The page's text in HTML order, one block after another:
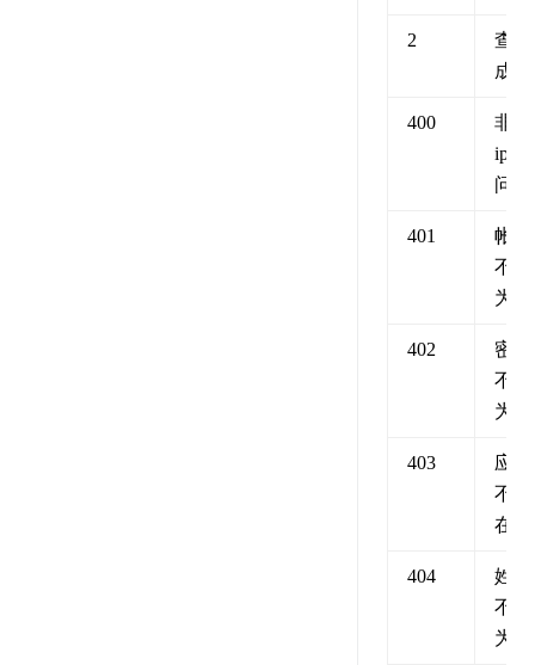
2
查询
成功
400
非法
ip访
问
401
帐号
不能
为空
402
密码
不能
为空
403
应用
不存
在
404
姓名
不能
为空